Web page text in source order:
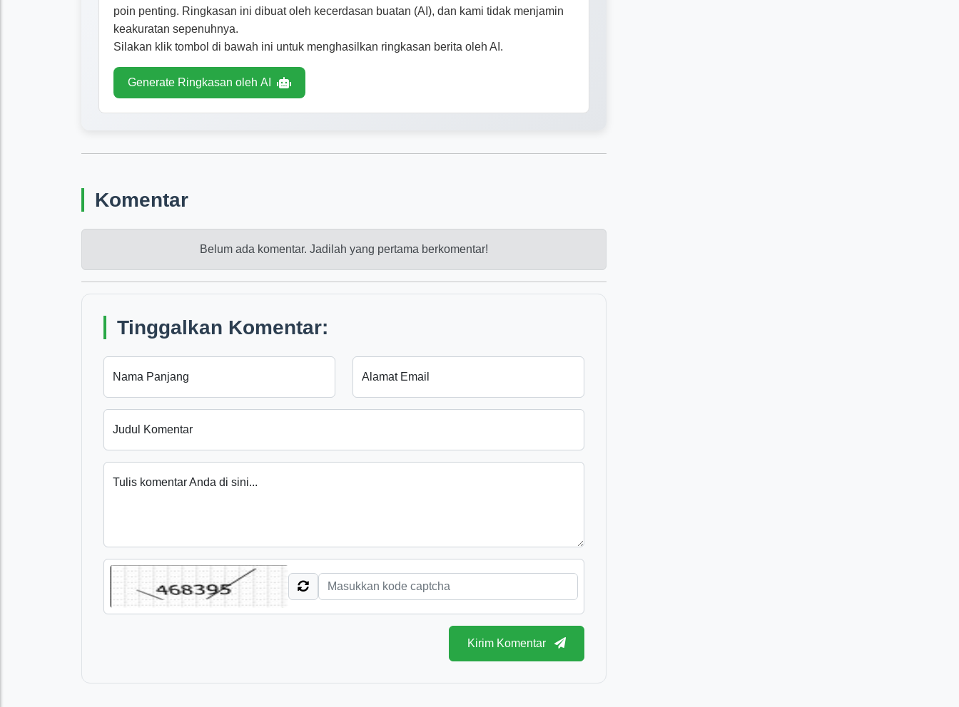
poin penting. Ringkasan ini dibuat oleh kecerdasan buatan (AI), dan kami tidak menjamin
keakuratan sepenuhnya.
Silakan klik tombol di bawah ini untuk menghasilkan ringkasan berita oleh AI.
Generate Ringkasan oleh AI
Komentar
Belum ada komentar. Jadilah yang pertama berkomentar!
Tinggalkan Komentar:
Nama Panjang Alamat Email
Judul Komentar
Tulis komentar Anda di sini...
Kirim Komentar